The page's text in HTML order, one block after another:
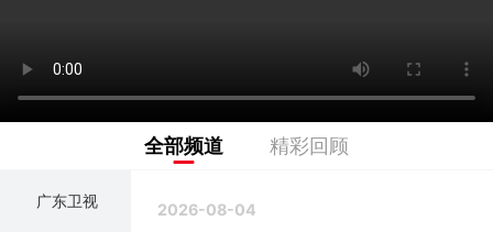
全部频道 精彩回顾
广东卫视 2026-08-04